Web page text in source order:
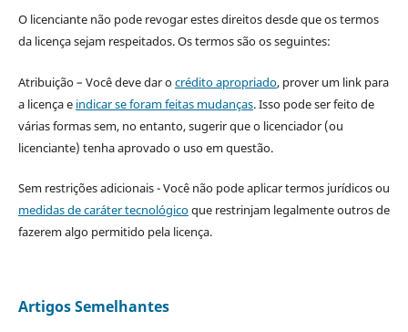
O licenciante não pode revogar estes direitos desde que os termos
da licença sejam respeitados. Os termos são os seguintes:
Atribuição – Você deve dar ocrédito apropriado, prover um link para
a licença e indicar se foram feitas mudanças. Isso pode ser feito de
várias formas sem, no entanto, sugerir que o licenciador (ou
licenciante) tenha aprovado o uso em questão.
Sem restrições adicionais - Você não pode aplicar termos jurídicos ou
medidas de caráter tecnológicoque restrinjam legalmente outros de
fazerem algo permitido pela licença.
Artigos Semelhantes